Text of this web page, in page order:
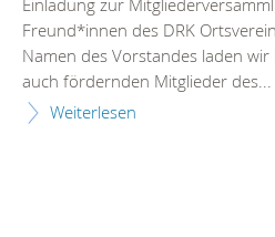
Einladung zur
Freund*innen des DRK
Namen des Vorstandes laden wir
auch fördernden Mitglieder des...
Weiterlesen